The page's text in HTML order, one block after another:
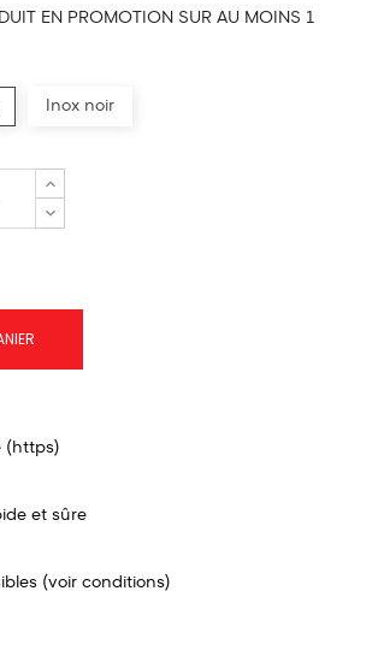
EN PROMOTION SUR AU MOINS 1
Inox noir
(https)
et sûre
(voir conditions)